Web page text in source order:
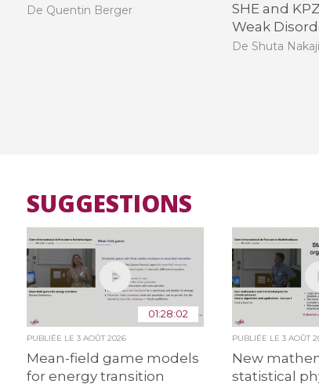
De Quentin Berger
SHE and
Weak
De Shuta
SUGGESTIONS
01:28:02
PUBLIÉE LE 3 AOÛT 2026
Mean-field game models
for energy transition
PUBLIÉE LE3 AOÛT
New
statistical